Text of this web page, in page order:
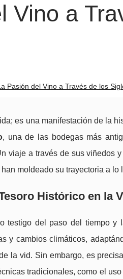
Vino a
Pasión del Vino a Través de los
es una manifestación de la
, una de las bodegas más
viaje a través de sus viñedos
moldeado su trayectoria a lo
Histórico en la
testigo del paso del tiempo
y cambios climáticos,
la vid. Sin embargo, es
tradicionales, como el